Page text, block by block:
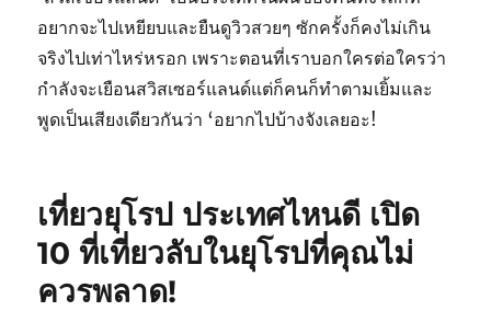
อยากจะไปเหยียบและยืนดูวิวสวยๆ ซักครั้งก็คงไม่เกิน
จริงไปเท่าไหร่หรอก เพราะตอนที่เราบอกใครต่อใครว่า
กำลังจะเยือนสวิสเซอร์แลนด์แต่ก็คนก็ทำตามเยิ้มและ
พูดเป็นเสียงเดียวกันว่า ‘อยากไปบ้างจังเลยอะ!
เที่ยวยุโรป ประเทศไหนดี เปิด
10 ที่เที่ยวลับในยุโรปที่คุณไม่
ควรพลาด!